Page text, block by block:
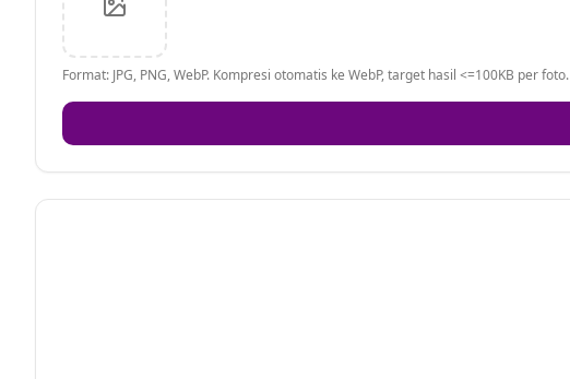
Format: JPG, PNG, WebP. Kompresi otomatis ke WebP, target hasil <=100KB per foto.